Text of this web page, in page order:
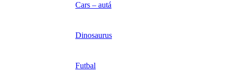
Cars – autá
Dinosaurus
Futbal